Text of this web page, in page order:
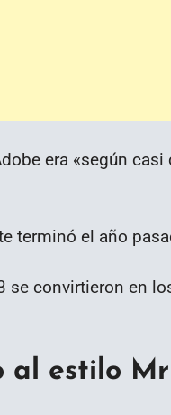
era «según casi
terminó el año
se convirtieron en
al estilo